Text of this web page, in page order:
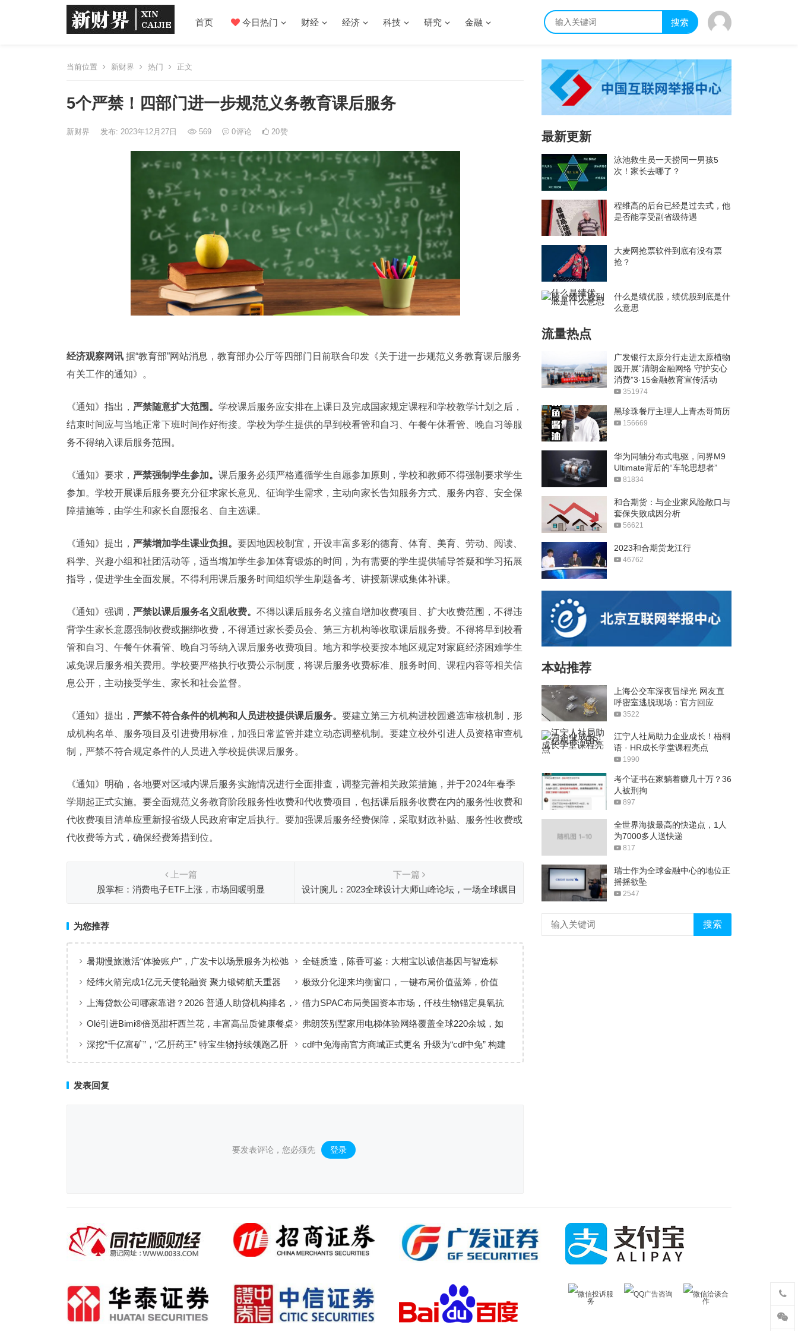
首页 今日热门 财经 经济 科技 研究 金融 搜索
当前位置 新财界 热门 正文
5个严禁！四部门进一步规范义务教育课后服务
新财界 发布: 2023年12月27日 569 0评论 20赞
经济观察网讯 据“教育部”网站消息，教育部办公厅等四部门日前联合印发《关于进一步规范义务教育课后服务
有关工作的通知》。
《通知》指出， 严禁随意扩大范围。 学校课后服务应安排在上课日及完成国家规定课程和学校教学计划之后，
结束时间应与当地正常下班时间作好衔接。学校为学生提供的早到校看管和自习、午餐午休看管、晚自习等服
务不得纳入课后服务范围。
《通知》要求， 严禁强制学生参加。 课后服务必须严格遵循学生自愿参加原则，学校和教师不得强制要求学生
参加。学校开展课后服务要充分征求家长意见、征询学生需求，主动向家长告知服务方式、服务内容、安全保
障措施等，由学生和家长自愿报名、自主选课。
《通知》提出， 严禁增加学生课业负担。 要因地因校制宜，开设丰富多彩的德育、体育、美育、劳动 、阅读、
科学、兴趣小组和社团活动等，适当增加学生参加体育锻炼的时间，为有需要的学生提供辅导答疑和学习拓展
指导，促进学生全面发展。不得利用课后服务时间组织学生刷题备考、讲授新课或集体补课。
《通知》强调， 严禁以课后服务名义乱收费。 不得以课后服务名义擅自增加收费项目、扩大收费范围，不得违
背学生家长意愿强制收费或捆绑收费，不得通过家长委员会、第三方机构等收取课后服务费。不得将早到校看
管和自习、午餐午休看管、晚自习等纳入课后服务收费项目。地方和学校要按本地区规定对家庭经济困难学生
减免课后服务相关费用。学校要严格执行收费公示制度，将课后服务收费标准、服务时间、课程内容等相关信
息公开，主动接受学生、家长和社会监督。
《通知》提出， 严禁不符合条件的机构和人员进校提供课后服务。 要建立第三方机构进校园遴选审核机制，形
成机构名单、服务项目及引进费用标准，加强日常监管并建立动态调整机制。要建立校外引进人员资格审查机
制，严禁不符合规定条件的人员进入学校提供课后服务。
《通知》明确，各地要对区域内课后服务实施情况进行全面排查，调整完善相关政策措施，并于2024年春季
学期起正式实施。要全面规范义务教育阶段服务性收费和代收费项目，包括课后服务收费在内的服务性收费和
代收费项目清单应重新报省级人民政府审定后执行。要加强课后服务经费保障，采取财政补贴、服务性收费或
代收费等方式，确保经费筹措到位。
上一篇
股掌柜：消费电子ETF上涨，市场回暖明显
下一篇
设计腕儿：2023全球设计大师山峰论坛，一场全球瞩目
为您推荐
暑期慢旅激活“体验账户”，广发卡以场景服务为松弛
出行添彩
全链质造，陈香可鉴：大柑宝以诚信基因与智造标
准，定义新会陈皮高质量发展
经纬火箭完成1亿元天使轮融资 聚力锻铸航天重器
极致分化迎来均衡窗口，一键布局价值蓝筹，价值
ETF华夏火热开售
上海贷款公司哪家靠谱？2026 普通人助贷机构排名，
工薪族借钱选择指南
借力SPAC布局美国资本市场，仟枝生物锚定臭氧抗
菌黄金赛道
Olé引进Bimi®倍觅甜杆西兰花，丰富高品质健康餐桌
新选择
弗朗茨别墅家用电梯体验网络覆盖全球220余城，如
何实现高效服务响应
深挖“千亿富矿”，“乙肝药王” 特宝生物持续领跑乙肝
cdf中免海南官方商城正式更名 升级为“cdf中免” 构建
发表回复
要发表评论，您必须先 登录 。
最新更新
泳池救生员一天捞同一男孩5
次！家长去哪了？
程维高的后台已经是过去式，他
是否能享受副省级待遇
大麦网抢票软件到底有没有票
抢？
什么是绩优股，绩优股到底是什
么意思
流量热点
广发银行太原分行走进太原植物
园开展“清朗金融网络 守护安心
消费”3·15金融教育宣传活动
351974
黑珍珠餐厅主理人上青杰哥简历
156669
华为同轴分布式电驱，问界M9
Ultimate背后的“车轮思想者”
81834
和合期货：与企业家风险敞口与
套保失败成因分析
56621
2023和合期货龙江行
46762
本站推荐
上海公交车深夜冒绿光 网友直
呼密室逃脱现场：官方回应
3522
江宁人社局助力企业成长！梧桐
语 · HR成长学堂课程亮点
1990
考个证书在家躺着赚几十万？36
人被刑拘
897
全世界海拔最高的快递点，1人
为7000多人送快递
817
瑞士作为全球金融中心的地位正
摇摇欲坠
2547
搜索
微信投诉服
务
QQ广告咨询
微信洽谈合
作